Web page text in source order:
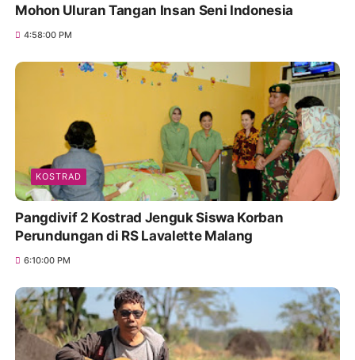
Mohon Uluran Tangan Insan Seni Indonesia
4:58:00 PM
KOSTRAD
Pangdivif 2 Kostrad Jenguk Siswa Korban
Perundungan di RS Lavalette Malang
6:10:00 PM